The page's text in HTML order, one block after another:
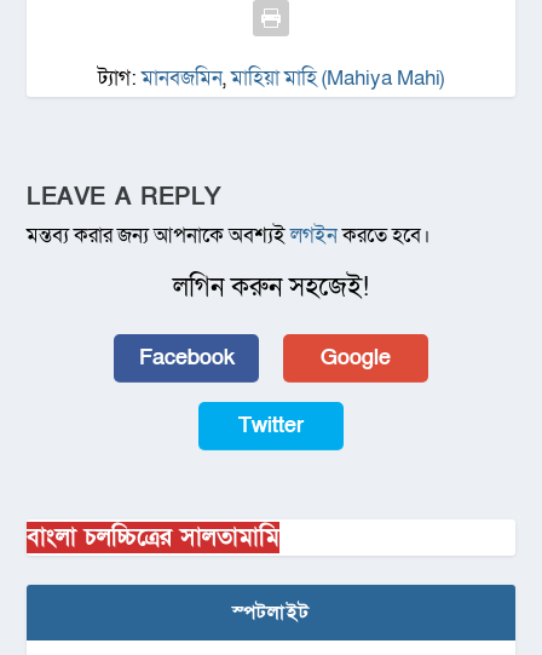
ট্যাগ:মানবজমিন,মাহিয়া মাহি (Mahiya Mahi)
LEAVE A REPLY
মন্তব্য করার জন্য আপনাকে অবশ্যইলগইনকরতে হবে।
লগিন করুন সহজেই!
Facebook Google
Twitter
বাংলা চলচ্চিত্রের সালতামামি
স্পটলাইট